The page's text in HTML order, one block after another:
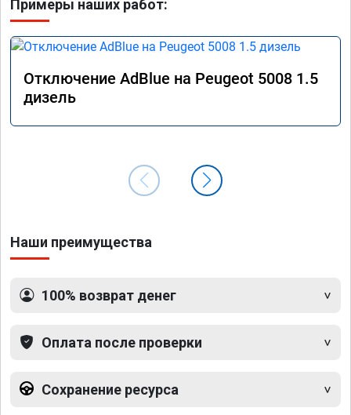
Примеры наших работ:
Отключение AdBlue на Peugeot 5008 1.5
дизель
Наши преимущества
100% возврат денег
Оплата после проверки
Сохранение ресурса